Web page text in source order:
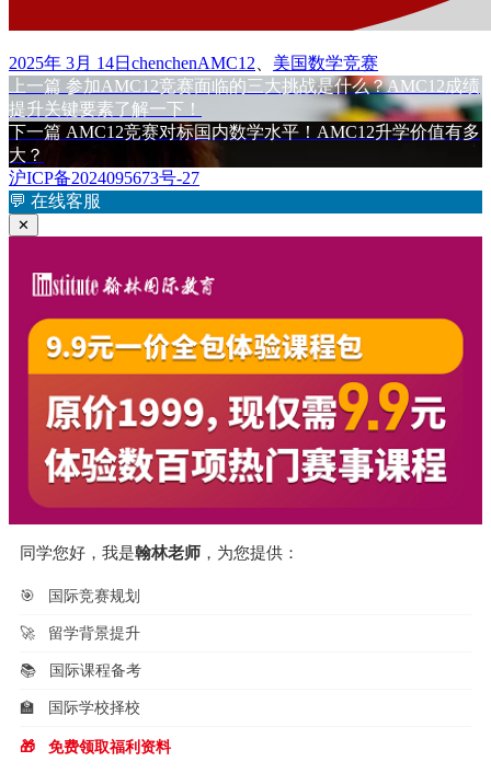
发
布
于
2025年 3月 14日 作
者
chenchen标
签
AMC12 美国数学竞赛
文
章
导
航
上一篇 上
篇
文
参加AMC12竞赛面临的三大挑战是什么？AMC12成绩
提升关键要素了解一下！
下一篇 下
文
章：
AMC12竞赛对标国内数学水平！AMC12升学价值有多
大？
沪ICP备2024095673号-27
💬 在线客服
✕
同学您好，我是翰林老师 ，为您提供：
🎯 国际竞赛规划
🚀 留学背景提升
📚 国际课程备考
🏫 国际学校择校
🎁 免费领取福利资料